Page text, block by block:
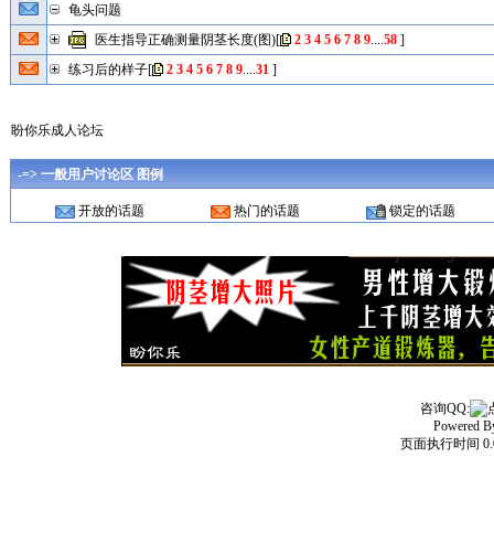
龟头问题
医生指导正确测量阴茎长度(图)[ 2 3 4 5 6 7 8 9....58]
练习后的样子[ 2 3 4 5 6 7 8 9....31]
盼你乐成人论坛
-=> 一般用户讨论区 图例
开放的话题 热门的话题 锁定的话题
咨询QQ:
Powered
页面执行时间